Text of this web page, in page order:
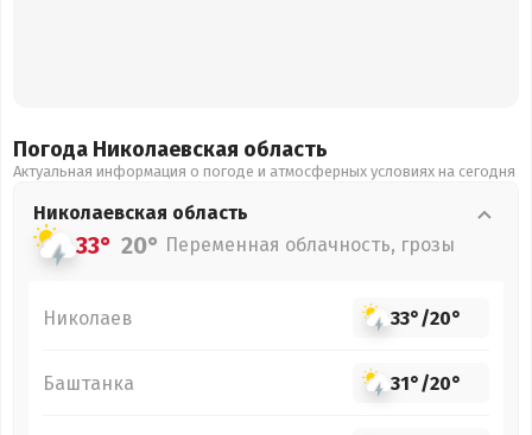
Погода Николаевская область
Актуальная информация о погоде и атмосферных условиях на сегодня
Николаевская область
33° 20° Переменная облачность, грозы
Николаев 33°/20°
Баштанка 31°/20°